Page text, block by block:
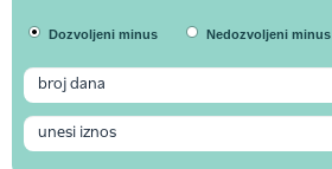
Dozvoljeni minus Nedozvoljeni minus